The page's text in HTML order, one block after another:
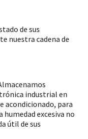
de sus
nuestra cadena de
industrial en
acondicionado, para
excesiva no
útil de sus